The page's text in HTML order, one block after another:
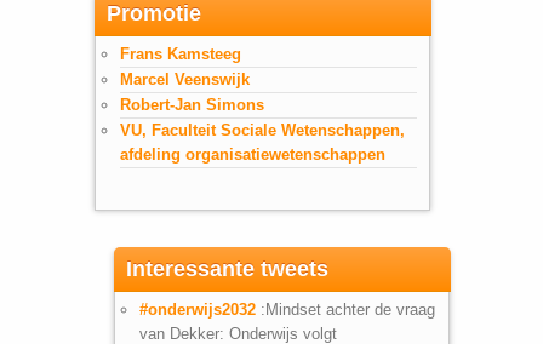
Promotie
Frans Kamsteeg
Marcel Veenswijk
Robert-Jan Simons
VU, Faculteit Sociale Wetenschappen,
afdeling organisatiewetenschappen
Interessante tweets
#onderwijs2032 :Mindset achter de vraag
van Dekker: Onderwijs volgt